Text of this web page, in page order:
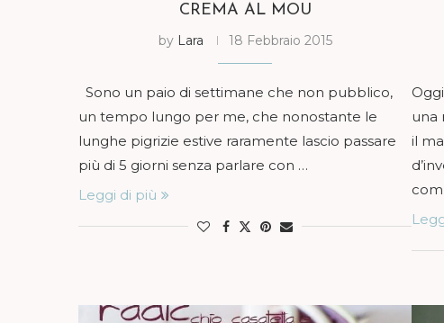
CREMA AL MOU
by Lara 18 Febbraio 2015
Sono un paio di settimane che non pubblico,
un tempo lungo per me, che nonostante le
lunghe pigrizie estive raramente lascio passare
più di 5 giorni senza parlare con …
Leggi di più
una
il